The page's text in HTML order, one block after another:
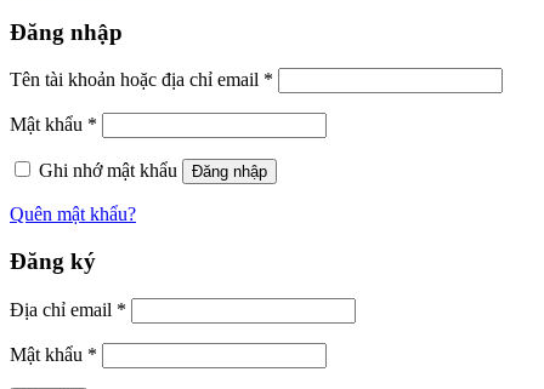
Đăng nhập
Tên tài khoản hoặc địa chỉ email *
Mật khẩu *
Ghi nhớ mật khẩu Đăng nhập
Quên mật khẩu?
Đăng ký
Địa chỉ email *
Mật khẩu *